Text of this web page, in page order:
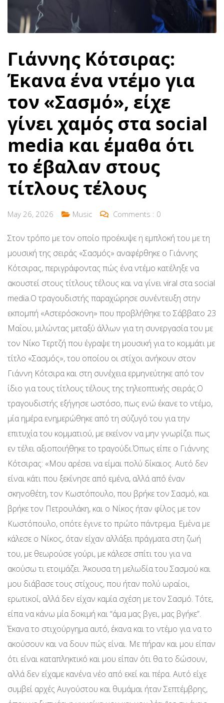
Γιάννης Κότσιρας:
Έκανα ένα ντέμο για
τον «Σασμό», είχε
γίνει χαμός στα social
media και έμαθα ότι
το έβαλαν στους
τίτλους τέλους
May 26, 2026 Music Comments : 0
Στον τρόπο με τον οποίο προέκυψε η εμπλοκή του με τη
μουσική της σειράς «Σασμός» αναφέρθηκε ο Γιάννης
Κότσιρας, περιγράφοντας πώς ένα ντέμο κατέληξε να
ακουστεί στους τίτλους τέλους και να γίνει viral στα social
media.Ο τραγουδιστής παραχώρησε συνέντευξη στην
εκπομπή «Αστερόσκονη» που προβλήθηκε το Σάββατο 23
Μαΐου, μιλώντας μεταξύ άλλων για τη συνεργασία του με
τον Νίκο Τερτζή που έγραψε τη μουσική για το κομμάτι με
τίτλο «Σασμός», του οποίου οι στίχοι ανήκουν στον
Γιάννη Κότσιρα και στη συνέχεια ερμηνεύτηκε από τον
ίδιο για τους τίτλους τέλους της τηλεοπτικής σειράς.Ο
τραγουδιστής εξήγησε ωστόσο, πως ενώ έκανε το ντέμο,
μία ημέρα ενημερώθηκε από τη σύζυγό του για την
επιτυχία του κομματιού, με εκείνον να μην γνωρίζει πως
εν τέλει αξιοποιήθηκε το τραγούδι.Όπως είπε ο Γιάννης
Κότσιρας: «Μου αρέσει να είμαι πολύ δίκαιος. Αυτό δεν
είναι κάτι που ξεκίνησε από εμένα, αλλά από έναν
σκηνοθέτη, τον Κωστόπουλο, που βρήκε τον Σασμό, και
βρήκε τον Πετρουλάκη, και ο Νίκος ήταν φίλος με τον
Κωστόπουλο, οπότε έγινε το πρώτο πάντρεμα. Εμένα με
κάλεσε ο Νίκος, όταν είχαν αλλάξει πράγματα στη ζωή
του, με θεωρούσε γούρι, με κάλεσε σπίτι του για να
ακούσω τι ετοιμάζει. Άκουσα τη μελωδία του Σασμού και
μου διάβασε τους στίχους, που ήταν πολύ ωραίοι,
ερωτικοί, αλλά δεν είχαν καμία σχέση με τον Σασμό. Τότε,
είπα να κάνω μία δοκιμή και “άμα μας βγει, μας βγήκε”.
Έκανα το στιχούργημα αυτό, έκανα και το ντέμο για να το
ακούσουν και να δουν πώς είναι. Με πήραν και μου είπαν
ότι είναι καταπληκτικό και μου είπαν ότι θα το δώσουν,
αλλά δεν είχαμε κανένα νέο από εκεί και πέρα. Αυτό είχε
συμβεί αρχές Αυγούστου και θυμάμαι ήταν Σεπτέμβρης,